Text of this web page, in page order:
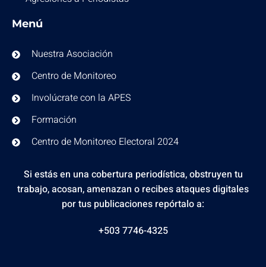
Menú
Nuestra Asociación
Centro de Monitoreo
Involúcrate con la APES
Formación
Centro de Monitoreo Electoral 2024
Si estás en una cobertura periodística, obstruyen tu
trabajo, acosan, amenazan o recibes ataques digitales
por tus publicaciones repórtalo a:
+503 7746-4325